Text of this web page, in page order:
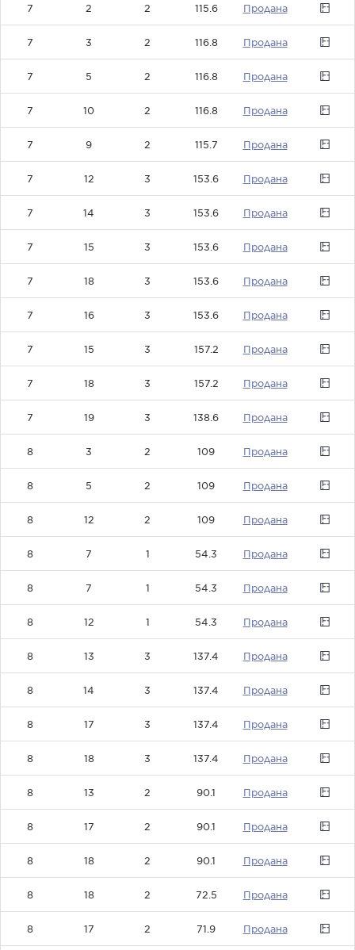
7 2 2 115.6 0
7 3 2 116.8 0
7 5 2 116.8 0
7 10 2 116.8 0
7 9 2 115.7 0
7 12 3 153.6 0
7 14 3 153.6 0
7 15 3 153.6 0
7 18 3 153.6 0
7 16 3 153.6 0
7 15 3 157.2 0
7 18 3 157.2 0
7 19 3 138.6 0
8 3 2 109 0
8 5 2 109 0
8 12 2 109 0
8 7 1 54.3 0
8 7 1 54.3 0
8 12 1 54.3 0
8 13 3 137.4 0
8 14 3 137.4 0
8 17 3 137.4 0
8 18 3 137.4 0
8 13 2 90.1 0
8 17 2 90.1 0
8 18 2 90.1 0
8 18 2 72.5 0
8 17 2 71.9 0